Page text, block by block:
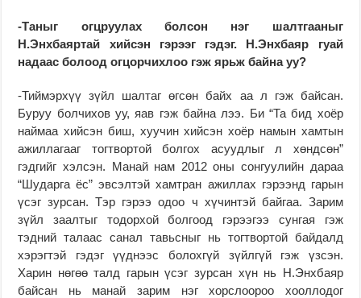
-Таныг огцруулах болсон нэг шалтгааныг
Н.Энхбаяртай хийсэн гэрээг гэдэг. Н.Энхбаяр гуай
надаас болоод огцорчихлоо гэж ярьж байна уу?
-Тиймэрхүү зүйл шалтаг өгсөн байх аа л гэж байсан.
Буруу болчихов уу, яав гэж байна лээ. Би “Та бид хоёр
наймаа хийсэн биш, хуучин хийсэн хоёр намын хамтын
ажиллагааг тогтвортой болгох асуудлыг л хөндсөн”
гэдгийг хэлсэн. Манай нам 2012 оны сонгуулийн дараа
“Шударга ёс” эвсэлтэй хамтран ажиллах гэрээнд гарын
үсэг зурсан. Тэр гэрээ одоо ч хүчинтэй байгаа. Зарим
зүйл заалтыг тодорхой болгоод гэрээгээ сунгая гэж
тэдний талаас санал тавьсныг нь тогтвортой байдалд
хэрэгтэй гэдэг үүднээс болохгүй зүйлгүй гэж үзсэн.
Харин нөгөө талд гарын үсэг зурсан хүн нь Н.Энхбаяр
байсан нь манай зарим нэг хорслоороо хооллодог